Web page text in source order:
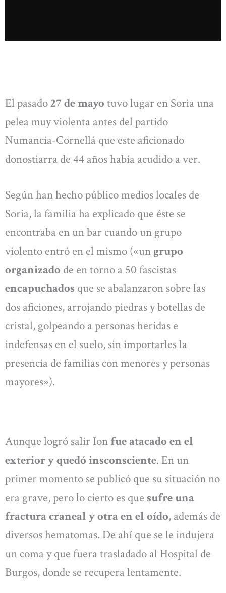
El pasado27 de mayo tuvo lugar en Soria una
pelea muy violenta antes del partido
Numancia-Cornellá que este aficionado
donostiarra de 44 años había acudido a ver.
Según han hecho público medios locales de
Soria, la familia ha explicado que éste se
encontraba en un bar cuando un grupo
violento entró en el mismo («un grupo
organizado de en torno a 50 fascistas
encapuchados que se abalanzaron sobre las
dos aficiones, arrojando piedras y botellas de
cristal, golpeando a personas heridas e
indefensas en el suelo, sin importarles la
presencia de familias con menores y personas
mayores»).
Aunque logró salir Ion fue atacado en el
exterior y quedó insconsciente. En un
primer momento se publicó que su situación no
era grave, pero lo cierto es que sufre una
fractura craneal y otra en el oído, además de
diversos hematomas. De ahí que se le indujera
un coma y que fuera trasladado al Hospital de
Burgos, donde se recupera lentamente.